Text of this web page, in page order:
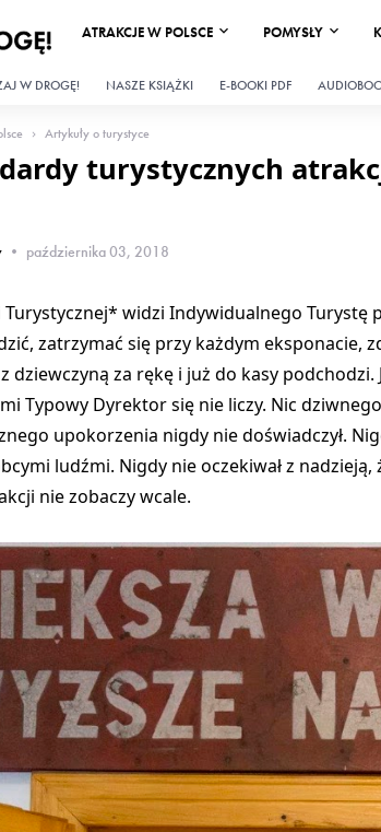
ATRAKCJE W POLSCE POMYSŁY
W DROGĘ! NASZE KSIĄŻKI E-BOOKI PDF
Artykuły o turystyce
turystycznych
• października 03, 2018
* widzi Indywidualnego Turystę
zatrzymać się przy każdym eksponacie,
dziewczyną za rękę i już do kasy
Typowy Dyrektor się nie liczy. Nic
upokorzenia nigdy nie doświadczył.
ludźmi. Nigdy nie oczekiwał z
nie zobaczy wcale.